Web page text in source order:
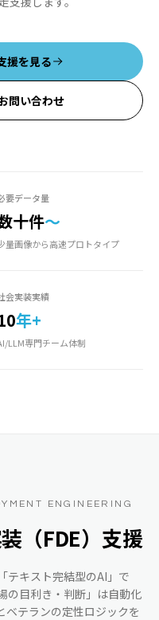
援を見る
問い合わせ
要データ量
十件〜
量画像から高速プロトタイプ
会実装実績
年+
LLM専門チーム体制
ENGINEERING
（FDE）支援
テキスト完結型のAI」で
の目利き・判断」は自動化
テランの定性ロジックを